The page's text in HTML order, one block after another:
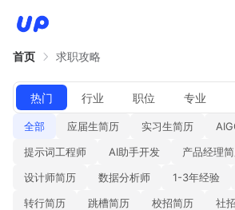
首页 求职攻略
热门 行业 职位 专业
全部 应届生简历 实习生简历
提示词工程师
AI助手开发 产品经理
设计师简历
数据分析师 1-3年经验
转行简历
跳槽简历 校招简历 社